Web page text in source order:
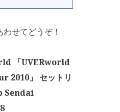
せてどうぞ！
「UVERworld
2010」 セットリ
Sendai